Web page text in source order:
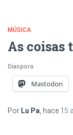
MÚSICA
As coisas
Diaspora
Mastodon
Por Lu Pa , hace 15